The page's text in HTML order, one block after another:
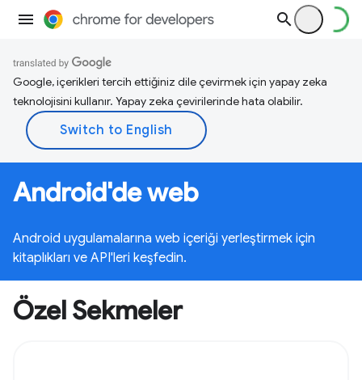
Google, içerikleri tercih ettiğiniz dile çevirmek için yapay zeka
teknolojisini kullanır. Yapay zeka çevirilerinde hata olabilir.
Android'de web
Android uygulamalarına web içeriği yerleştirmek için
kitaplıkları ve API'leri keşfedin.
Özel Sekmeler